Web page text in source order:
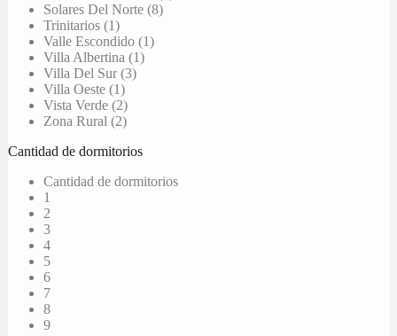
Solares Del Norte (8)
Trinitarios (1)
Valle Escondido (1)
Villa Albertina (1)
Villa Del Sur (3)
Villa Oeste (1)
Vista Verde (2)
Zona Rural (2)
Cantidad de dormitorios
Cantidad de dormitorios
1
2
3
4
5
6
7
8
9